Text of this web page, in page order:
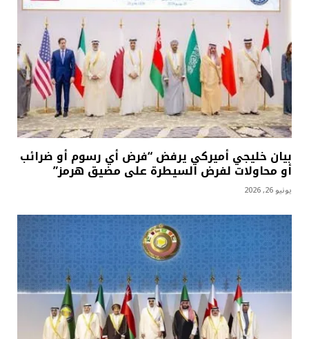
بيان خليجي أميركي يرفض “فرض أي رسوم أو ضرائب
أو محاولات لفرض السيطرة على مضيق هرمز”
يونيو 26, 2026